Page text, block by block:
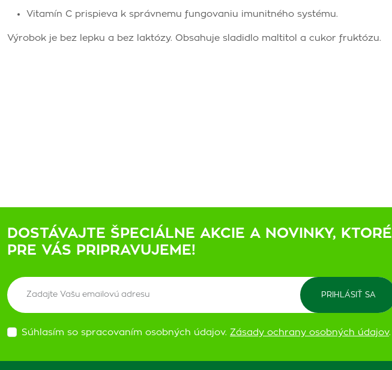
Vitamín C prispieva k správ­nemu fungovaniu imunitného systému.
Výrobok je bez lepku a bez laktózy. Obsahuje sladidlo maltitol a cukor fruktózu.
DOSTÁVAJTE ŠPECIÁLNE AKCIE A NOVINKY, KTORÉ
PRE VÁS PRIPRAVUJEME!
Súhlasím so spracovaním osobných údajov. Zásady ochrany osobných údajov.